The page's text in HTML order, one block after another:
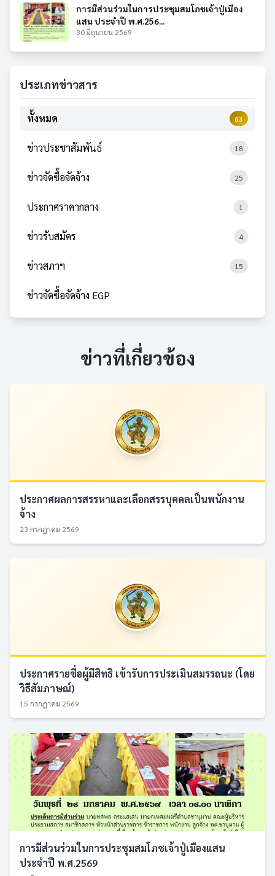
การมีส่วนร่วมในการประชุมสมโภชเจ้าปู่เมือง
แสน ประจำปี พ.ศ.256...
30 มิถุนายน 2569
ประเภทข่าวสาร
ทั้งหมด 63
ข่าวประชาสัมพันธ์ 18
ข่าวจัดซื้อจัดจ้าง 25
ประกาศราคากลาง 1
ข่าวรับสมัคร 4
ข่าวสภาฯ 15
ข่าวจัดซื้อจัดจ้าง EGP
ข่าวที่เกี่ยวข้อง
ประกาศผลการสรรหาและเลือกสรรบุคคลเป็นพนักงาน
จ้าง
23 กรกฎาคม 2569
ประกาศรายชื่อผู้มีสิทธิ เข้ารับการประเมินสมรรถนะ (โดย
วิธีสัมภาษณ์)
15 กรกฎาคม 2569
การมีส่วนร่วมในการประชุมสมโภชเจ้าปู่เมืองแสน
ประจำปี พ.ศ.2569